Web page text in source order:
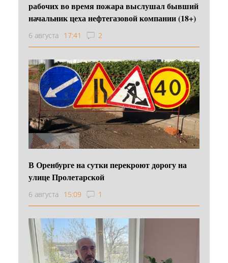
рабочих во время пожара выслушал бывший
начальник цеха нефтегазовой компании (18+)
6 августа 17:41 2
В Оренбурге на сутки перекроют дорогу на
улице Пролетарской
6 августа 15:09 1